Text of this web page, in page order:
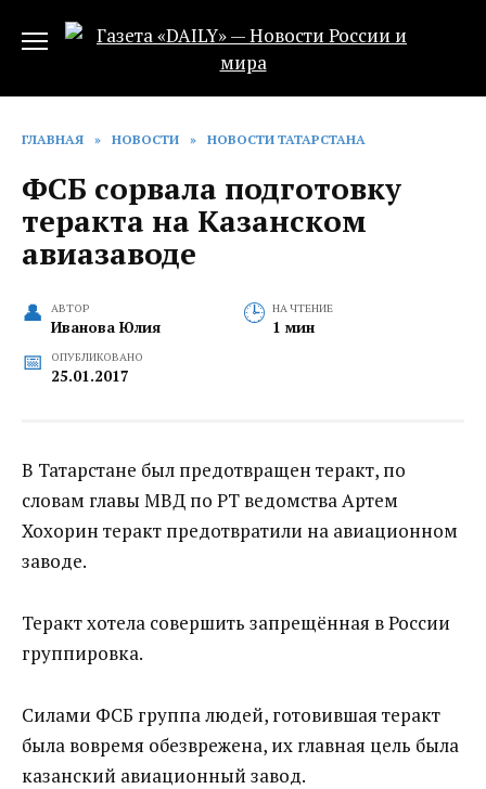
ГЛАВНАЯ » НОВОСТИ » НОВОСТИ ТАТАРСТАНА
ФСБ сорвала подготовку
теракта на Казанском
авиазаводе
АВТОР
Иванова Юлия
НА ЧТЕНИЕ
1 мин
ОПУБЛИКОВАНО
25.01.2017
В Татарстане был предотвращен теракт, по
словам главы МВД по РТ ведомства Артем
Хохорин теракт предотвратили на авиационном
заводе.
Теракт хотела совершить запрещённая в России
группировка.
Силами ФСБ группа людей, готовившая теракт
была вовремя обезврежена, их главная цель была
казанский авиационный завод.